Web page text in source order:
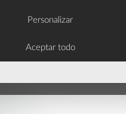
Personalizar
Aceptar todo
septiembre